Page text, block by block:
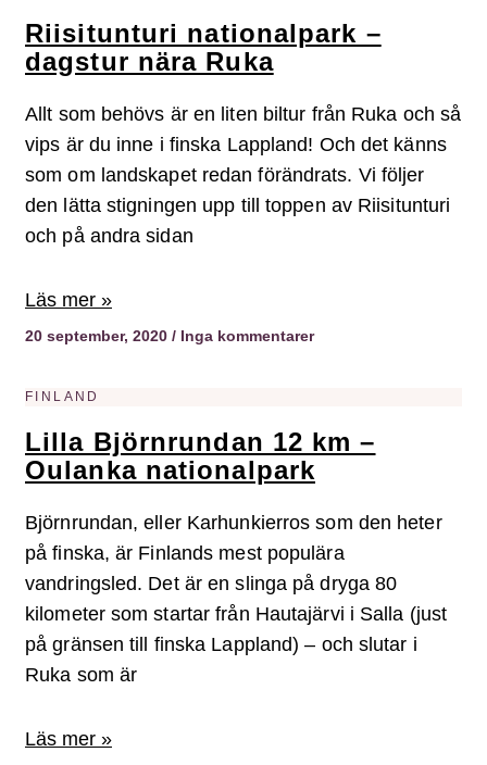
Riisitunturi nationalpark –
dagstur nära Ruka
Allt som behövs är en liten biltur från Ruka och så
vips är du inne i finska Lappland! Och det känns
som om landskapet redan förändrats. Vi följer
den lätta stigningen upp till toppen av Riisitunturi
och på andra sidan
Läs mer »
20 september, 2020 Inga kommentarer
FINLAND
Lilla Björnrundan 12 km –
Oulanka nationalpark
Björnrundan, eller Karhunkierros som den heter
på finska, är Finlands mest populära
vandringsled. Det är en slinga på dryga 80
kilometer som startar från Hautajärvi i Salla (just
på gränsen till finska Lappland) – och slutar i
Ruka som är
Läs mer »